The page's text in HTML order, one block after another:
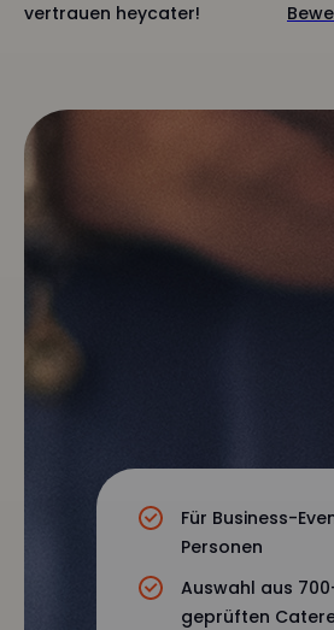
vertrauen heycater!
Für Business-
Personen
Auswahl aus
geprüften